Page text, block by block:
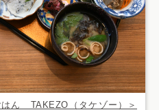
はん TAKEZO（タケゾー）＞